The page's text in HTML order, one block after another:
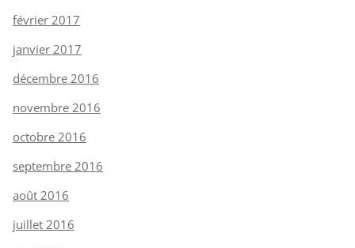
février 2017
janvier 2017
décembre 2016
novembre 2016
octobre 2016
septembre 2016
août 2016
juillet 2016